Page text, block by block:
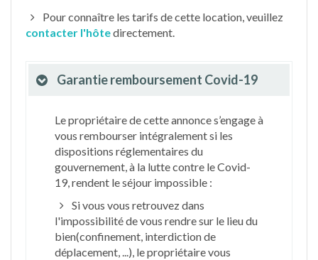
Pour connaître les tarifs de cette location, veuillez
contacter l'hôtedirectement.
Garantie remboursement Covid-19
Le propriétaire de cette annonce s’engage à
vous rembourser intégralement si les
dispositions réglementaires du
gouvernement, à la lutte contre le Covid-
19, rendent le séjour impossible :
Si vous vous retrouvez dans
l'impossibilité de vous rendre sur le lieu du
bien(confinement, interdiction de
déplacement, ...), le propriétaire vous